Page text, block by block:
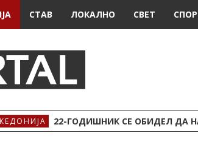
СТАВ ЛОКАЛНО СВЕТ
22-ГОДИШНИК СЕ ОБИДЕЛ ДА